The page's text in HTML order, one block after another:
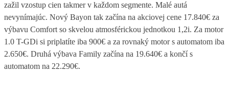
zažil vzostup cien takmer v každom segmente. Malé autá
nevynímajúc. Nový Bayon tak začína na akciovej cene 17.840€ za
výbavu Comfort so skvelou atmosférickou jednotkou 1,2i. Za motor
1.0 T-GDi si priplatíte iba 900€ a za rovnaký motor s automatom iba
2.650€. Druhá výbava Family začína na 19.640€ a končí s
automatom na 22.290€.